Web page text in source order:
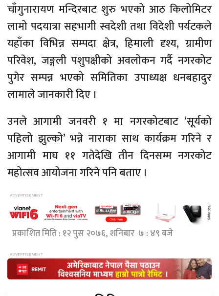
चाँगुनारायण मन्दिरबाट शुरु भएको आठ किलोमिटर
लामो पदयात्रा सहभागी स्वदेशी तथा विदेशी पर्यटकले
यहाँका विभिन्न सम्पदा क्षेत्र, हिमाली दृश्य, ग्रामीण
परिवेश, जङ्गली पशुपक्षीको अवलोकन गर्दै नगरकोट
पुगेर सम्पन्न भएको समितिका उपाध्यक्ष धनबहादुर
लामाले जानकारी दिए ।
उनले आगामी जनवरी १ मा नगरकोटबाट ‘सूर्यको
पहिलो झुल्को’ भन्ने नाराका साथ कार्यक्रम गरिने र
आगामी माघ ११ गतेदेखि तीन दिनसम्म नगरकोट
महोत्सव आयोजना गरिने पनि बताए ।
प्रकाशित मिति : १२ पुस २०७६, शनिबार ७ : ४९ बजे